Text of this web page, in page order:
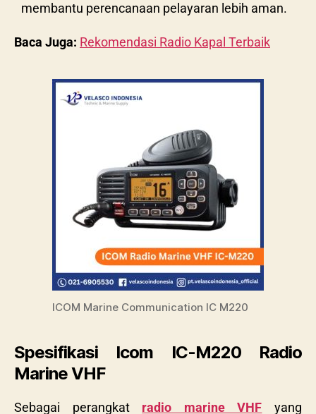
membantu perencanaan pelayaran lebih aman.
Baca Juga: Rekomendasi Radio Kapal Terbaik
ICOM Marine Communication IC M220
Spesifikasi Icom IC-M220 Radio
Marine VHF
Sebagai perangkat radio marine VHF yang